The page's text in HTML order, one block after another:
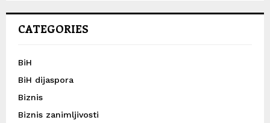
CATEGORIES
BiH
BiH dijaspora
Biznis
Biznis zanimljivosti